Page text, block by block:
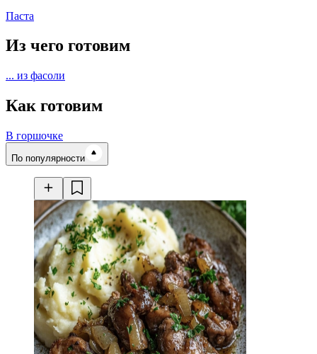
Паста
Из чего готовим
... из фасоли
Как готовим
В горшочке
Время готовки
По популярности